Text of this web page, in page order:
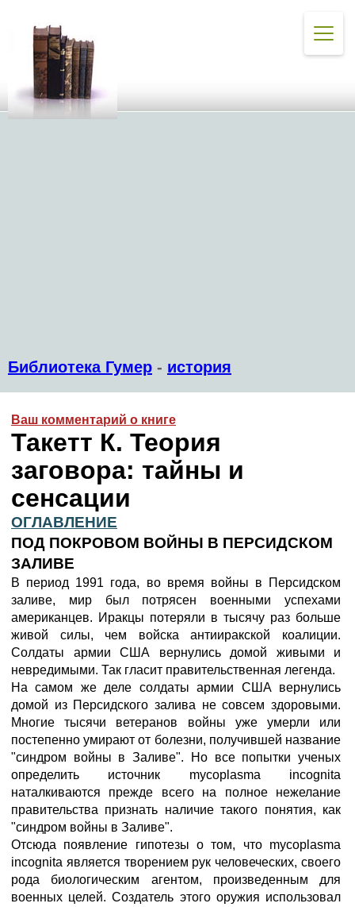
Библиотека Гумер - история
Ваш комментарий о книге
Такетт К. Теория
заговора: тайны и
сенсации
ОГЛАВЛЕНИЕ
ПОД ПОКРОВОМ ВОЙНЫ В ПЕРCИДСКОМ
ЗАЛИВЕ
В период 1991 года, во время войны в Персидском
заливе, мир был потрясен военными успехами
американцев. Иракцы потеряли в тысячу раз больше
живой силы, чем войска антииракской коалиции.
Солдаты армии США вернулись домой живыми и
невредимыми. Так гласит правительственная легенда.
На самом же деле солдаты армии США вернулись
домой из Персидского залива не совсем здоровыми.
Многие тысячи ветеранов войны уже умерли или
постепенно умирают от болезни, получившей название
"синдром войны в Заливе". Но все попытки ученых
определить источник mycoplasma incognita
наталкиваются прежде всего на полное нежелание
правительства признать наличие такого понятия, как
"синдром войны в Заливе".
Отсюда появление гипотезы о том, что mycoplasma
incognita является творением рук человеческих, своего
рода биологическим агентом, произведенным для
военных целей. Создатель этого оружия использовал